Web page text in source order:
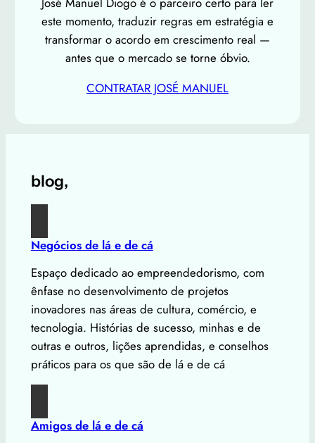
este momento, traduzir regras em estratégia e
transformar o acordo em crescimento real —
antes que o mercado se torne óbvio.
CONTRATAR JOSÉ MANUEL
blog,
Negócios de lá e de cá
Espaço dedicado ao empreendedorismo, com
ênfase no desenvolvimento de projetos
inovadores nas áreas de cultura, comércio, e
tecnologia. Histórias de sucesso, minhas e de
outras e outros, lições aprendidas, e conselhos
práticos para os que são de lá e de cá
Amigos de lá e de cá